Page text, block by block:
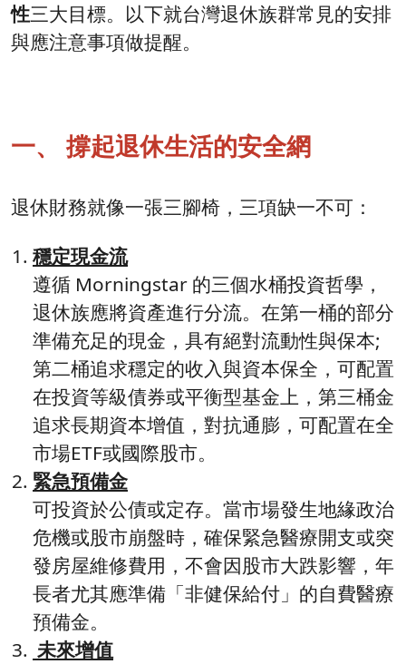
性三大目標。以下就台灣退休族群常見的安排
與應注意事項做提醒。
一、 撐起退休生活的安全網
退休財務就像一張三腳椅，三項缺一不可：
穩定現金流
遵循 Morningstar 的三個水桶投資哲學，
退休族應將資產進行分流。在第一桶的部分
準備充足的現金，具有絕對流動性與保本;
第二桶追求穩定的收入與資本保全，可配置
在投資等級債券或平衡型基金上，第三桶金
追求長期資本增值，對抗通膨，可配置在全
市場ETF或國際股市。
緊急預備金
可投資於公債或定存。當市場發生地緣政治
危機或股市崩盤時，確保緊急醫療開支或突
發房屋維修費用，不會因股市大跌影響，年
長者尤其應準備「非健保給付」的自費醫療
預備金。
未來增值